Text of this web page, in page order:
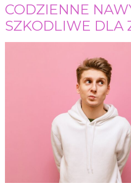
CODZIENNE
SZKODLIWE DLA